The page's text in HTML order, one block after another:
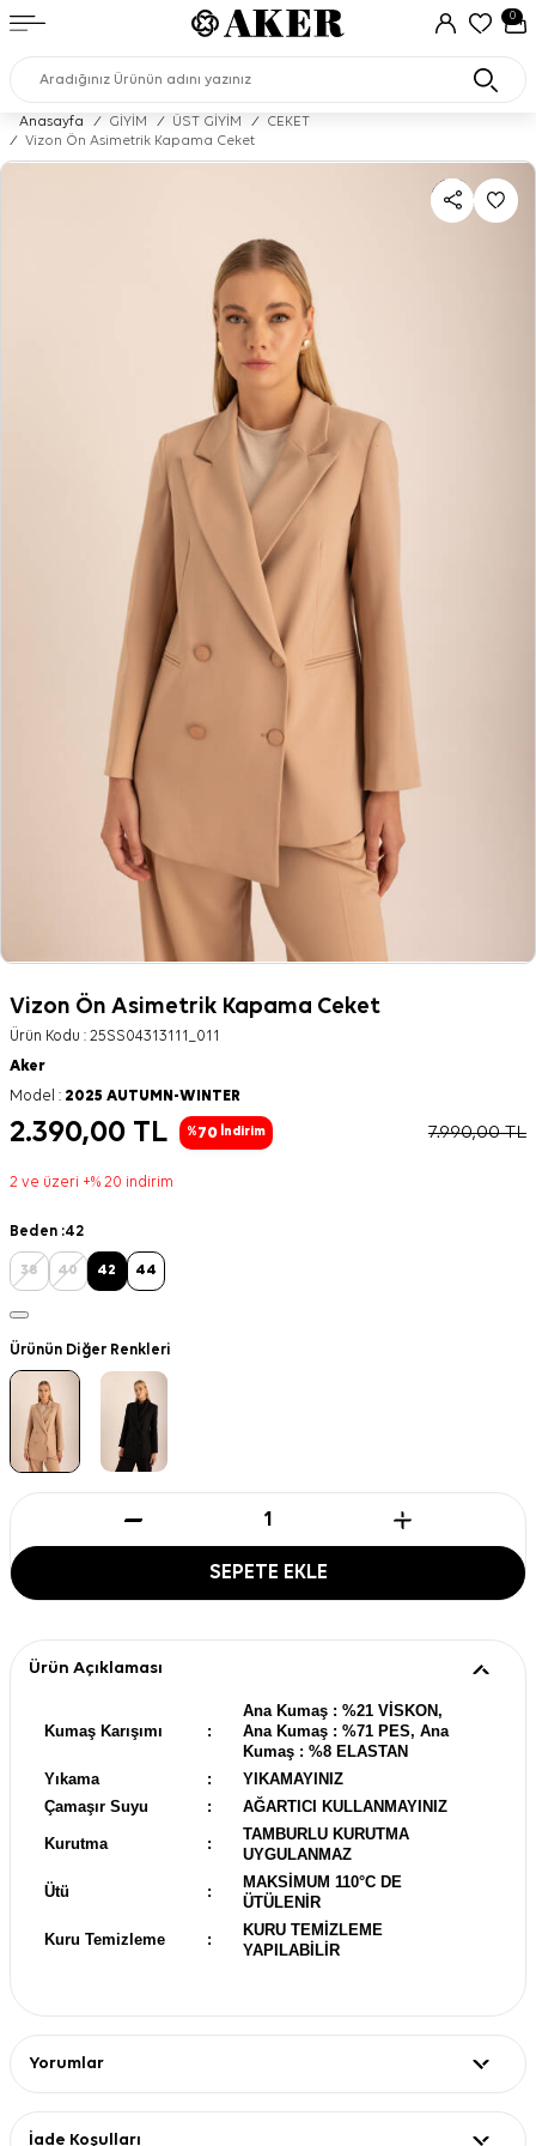
0
Anasayfa / GİYİM / ÜST GİYİM /
CEKET
/
Vizon Ön Asimetrik Kapama Ceket
Vizon Ön Asimetrik Kapama Ceket
Ürün Kodu : 25SS04313111_011
Aker
Model : 2025 AUTUMN-WINTER
2.390,00 TL %70 İndirim 7.990,00TL
2 ve üzeri +% 20 indirim
Beden :42
38 40 42 44
Ürünün Diğer Renkleri
SEPETE EKLE
Ürün Açıklaması
Kumaş Karışımı :
Ana Kumaş : %21 VİSKON,
Ana Kumaş : %71 PES, Ana
Kumaş : %8 ELASTAN
Yıkama
:
YIKAMAYINIZ
Çamaşır Suyu
: AĞARTICI KULLANMAYINIZ
Kurutma :
TAMBURLU KURUTMA
UYGULANMAZ
Ütü :
MAKSİMUM 110°C DE
ÜTÜLENİR
Kuru Temizleme :
KURU TEMİZLEME
YAPILABİLİR
Yorumlar
İade Koşulları